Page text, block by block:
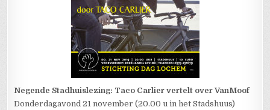
Negende Stadhuislezing: Taco Carlier vertelt over VanMoof
Donderdagavond 21 november (20.00 u in het Stadshuus)